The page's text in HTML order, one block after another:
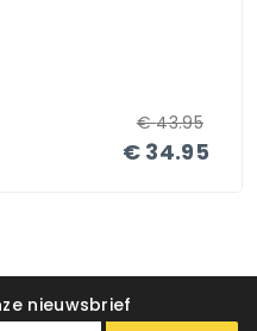
€ 34.95
€43.95
nieuwsbrief